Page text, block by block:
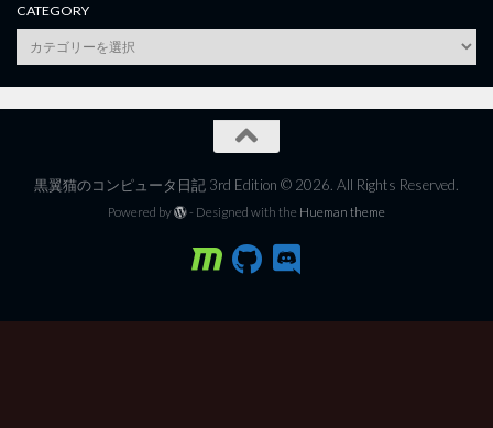
CATEGORY
category
黒翼猫のコンピュータ日記 3rd Edition © 2026. All Rights Reserved.
Powered by - Designed with the Hueman theme